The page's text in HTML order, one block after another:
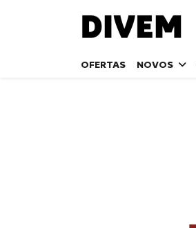
OFERTAS NOVOS